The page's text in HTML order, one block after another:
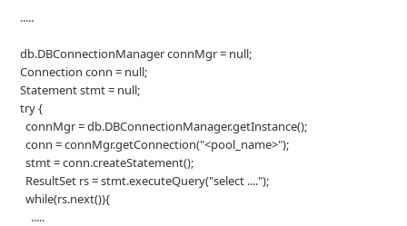
.....
db.DBConnectionManager connMgr = null;
Connection conn = null;
Statement stmt = null;
try {
connMgr = db.DBConnectionManager.getInstance();
conn = connMgr.getConnection("<pool_name>");
stmt = conn.createStatement();
ResultSet rs = stmt.executeQuery("select ....");
while(rs.next()){
.....